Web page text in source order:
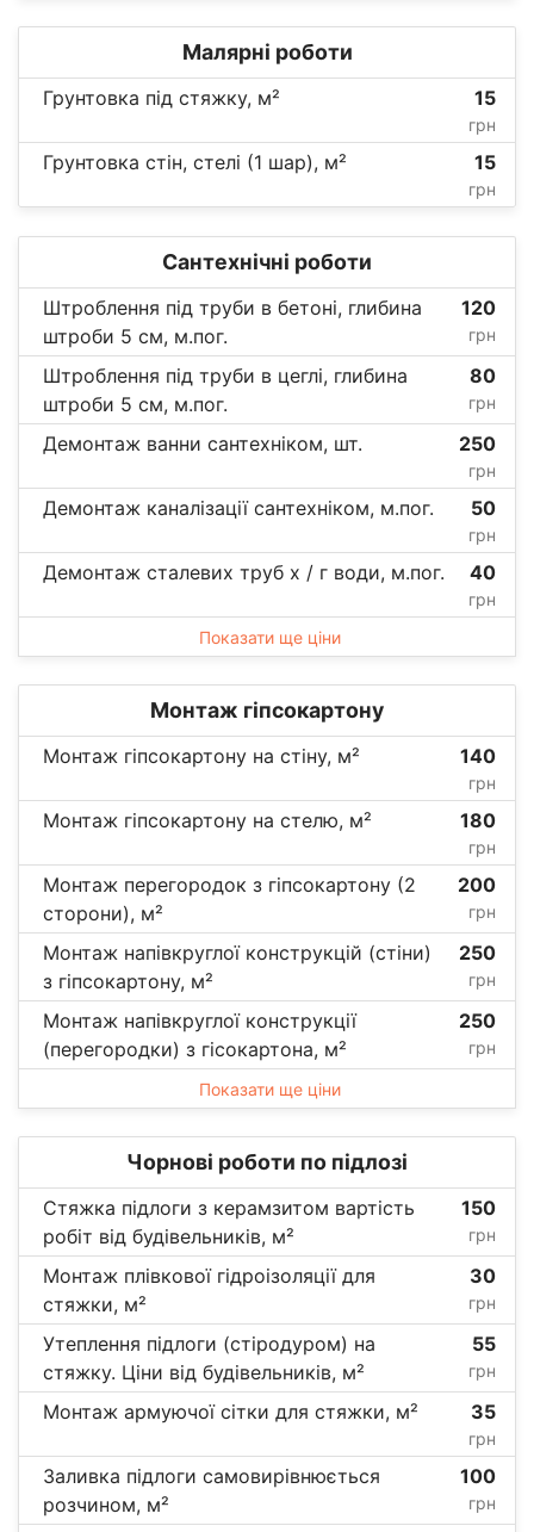
Малярні роботи
Грунтовка під стяжку, м² 15
грн
Грунтовка стін, стелі (1 шар), м² 15
грн
Сантехнічні роботи
Штроблення під труби в бетоні, глибина
штроби 5 см, м.пог.
120
грн
Штроблення під труби в цеглі, глибина
штроби 5 см, м.пог.
80
грн
Демонтаж ванни сантехніком, шт. 250
грн
Демонтаж каналізації сантехніком, м.пог. 50
грн
Демонтаж сталевих труб х / г води, м.пог. 40
грн
Показати ще ціни
Монтаж гіпсокартону
Монтаж гіпсокартону на стіну, м² 140
грн
Монтаж гіпсокартону на стелю, м² 180
грн
Монтаж перегородок з гіпсокартону (2
сторони), м²
200
грн
Монтаж напівкруглої конструкцій (стіни)
з гіпсокартону, м²
250
грн
Монтаж напівкруглої конструкції
(перегородки) з гісокартона, м²
250
грн
Показати ще ціни
Чорнові роботи по підлозі
Стяжка підлоги з керамзитом вартість
робіт від будівельників, м²
150
грн
Монтаж плівкової гідроізоляції для
стяжки, м²
30
грн
Утеплення підлоги (стіродуром) на
стяжку. Ціни від будівельників, м²
55
грн
Монтаж армуючої сітки для стяжки, м² 35
грн
Заливка підлоги самовирівнюється
розчином, м²
100
грн